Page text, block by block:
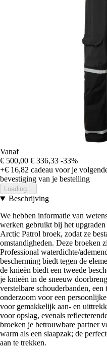
Vanaf
€ 500,00 € 336,33 -33%
+€ 16,82 cadeau voor je
bevestiging van je bestelling
Loading...
Beschrijving
We hebben informatie van
werken gebruikt bij het
Arctic Patrol broek, zodat ze
omstandigheden. Deze
Professional waterdichte/
bescherming biedt tegen de
de knieën biedt een tweede
je knieën in de sneeuw
verstelbare schouderbanden,
onderzoom voor een
voor gemakkelijk aan- en
voor opslag, evenals
broeken je betrouwbare partner
warm als een slaapzak; de
aan te trekken.